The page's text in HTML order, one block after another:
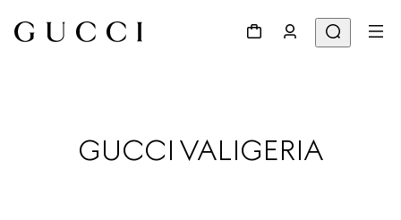
GUCCI VALIGERIA